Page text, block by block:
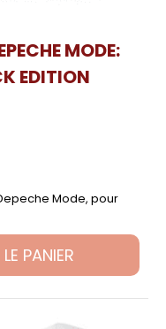
MODE:
EDITION
Mode, pour
PANIER